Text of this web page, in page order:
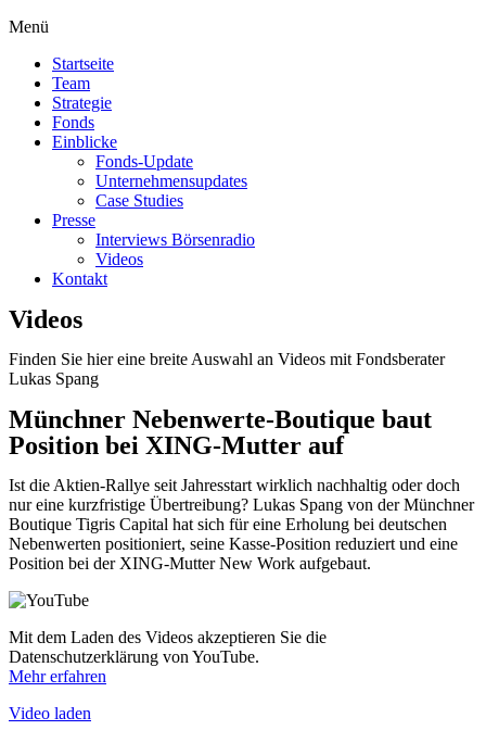
Menü
Startseite
Team
Strategie
Fonds
Einblicke
Fonds-Update
Unternehmensupdates
Case Studies
Presse
Interviews Börsenradio
Videos
Kontakt
Videos
Finden Sie hier eine breite Auswahl an Videos mit Fondsberater
Lukas Spang
Münchner Nebenwerte-Boutique baut
Position bei XING-Mutter auf
Ist die Aktien-Rallye seit Jahresstart wirklich nachhaltig oder doch
nur eine kurzfristige Übertreibung? Lukas Spang von der Münchner
Boutique Tigris Capital hat sich für eine Erholung bei deutschen
Nebenwerten positioniert, seine Kasse-Position reduziert und eine
Position bei der XING-Mutter New Work aufgebaut.
Mit dem Laden des Videos akzeptieren Sie die
Datenschutzerklärung von YouTube.
Mehr erfahren
Video laden